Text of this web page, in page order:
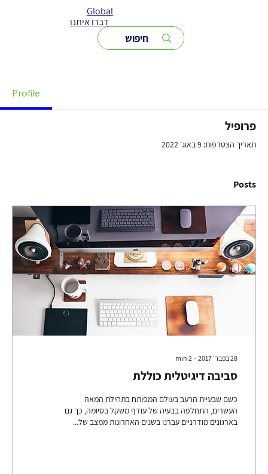
Global
דברו איתנו
Profile
פרופיל
תאריך הצטרפות: 9 באוג׳ 2022
Posts
28 בפבר׳ 2017 ∙
2
min
סביבה דיגיטלית כוללת
כשם שבעיית הרעב בעולם המפותח בתחילת המאה
העשרים, התחלפה בבעיה של עודף משקל בסיומה, כך גם
בארגונים מודרניים עברנו בשנים האחרונות ממצב של...